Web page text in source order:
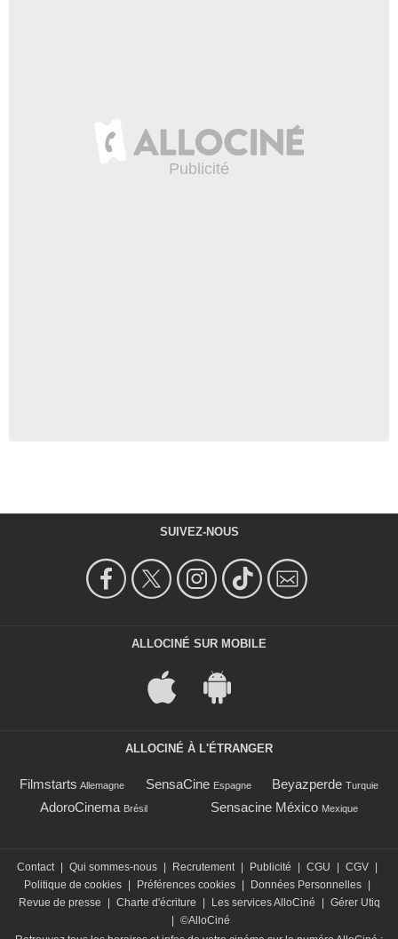
SUIVEZ-NOUS
ALLOCINÉ SUR MOBILE
ALLOCINÉ À L'ÉTRANGER
Filmstarts Allemagne SensaCine Espagne Beyazperde Turquie
AdoroCinema Brésil Sensacine México Mexique
Contact Qui sommes-nous Recrutement Publicité CGU CGV
Politique de cookies
Préférences cookies Données Personnelles
Revue de presse
Charte d'écriture Les services AlloCiné
Gérer Utiq
©AlloCiné